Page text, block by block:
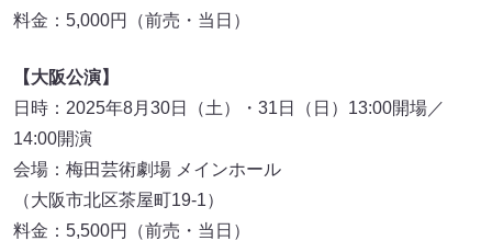
料金：5,000円（前売・当日）
【大阪公演】
日時：2025年8月30日（土）・31日（日）13:00開場／
14:00開演
会場：梅田芸術劇場 メインホール
（大阪市北区茶屋町19-1）
料金：5,500円（前売・当日）